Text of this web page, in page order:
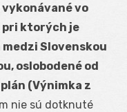
vykonávané vo
pri ktorých je
Slovenskou
oslobodené od
(Výnimka z
nie sú dotknuté